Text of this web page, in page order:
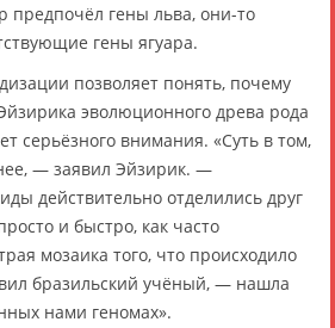
предпочёл гены льва, они-то
гены ягуара.
позволяет понять, почему
эволюционного древа рода
серьёзного внимания. «Суть в том,
— заявил Эйзирик. —
действительно отделились друг
и быстро, как часто
мозаика того, что происходило
бразильский учёный, — нашла
нами геномах».